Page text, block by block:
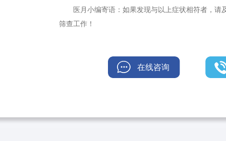
医月小编寄语：如果发现与以上症状相符者，请
筛查工作！
在线咨询